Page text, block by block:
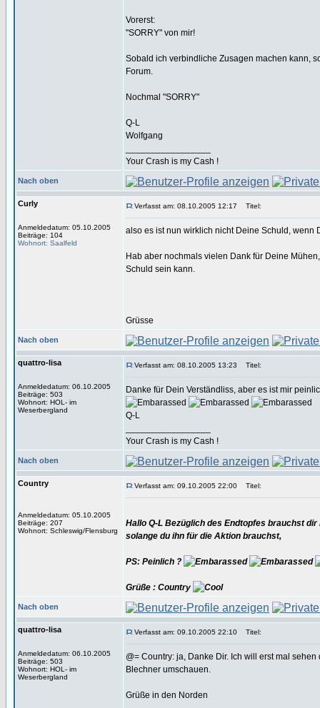
Vorerst:
"SORRY" von mir!
Sobald ich verbindliche Zusagen machen kann,
Forum.
Nochmal "SORRY"
Q-L
Wolfgang
Your Crash is my Cash !
Nach oben
Curly
Anmeldedatum: 05.10.2005
Beiträge: 104
Wohnort: Saalfeld
Verfasst am: 08.10.2005 12:17 Titel:
also es ist nun wirklich nicht Deine Schuld, wenn
Hab aber nochmals vielen Dank für Deine
Schuld sein kann.
Grüsse
Nach oben
quattro-lisa
Anmeldedatum: 06.10.2005
Beiträge: 503
Wohnort: HOL- im
Weserbergland
Verfasst am: 08.10.2005 13:23 Titel:
Danke für Dein Verständliss, aber es ist mir
Q-L
Your Crash is my Cash !
Nach oben
Country
Anmeldedatum: 05.10.2005
Beiträge: 207
Wohnort: Schleswig/Flensburg
Verfasst am: 09.10.2005 22:00 Titel:
Hallo Q-L Bezüglich des Endtopfes brauchst
solange du ihn für die Aktion brauchst,
PS: Peinlich ?
Grüße : Country
Nach oben
quattro-lisa
Anmeldedatum: 06.10.2005
Beiträge: 503
Wohnort: HOL- im
Weserbergland
Verfasst am: 09.10.2005 22:10 Titel:
@= Country: ja, Danke Dir. Ich will erst mal
Blechner umschauen.
Grüße in den Norden